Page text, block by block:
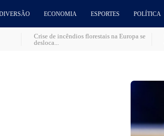
ECONOMIA ESPORTES POLÍTICA
Crise de incêndios florestais na Europa se
desloca...